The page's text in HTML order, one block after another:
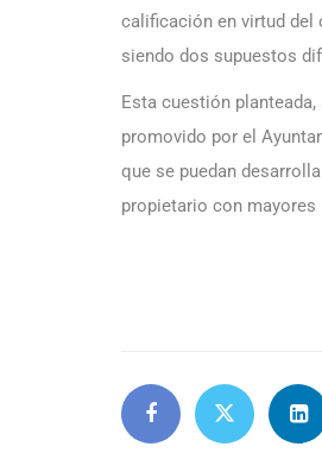
calificación en virtud del
siendo dos supuestos
Esta cuestión
promovido por el
que se puedan
propietario con